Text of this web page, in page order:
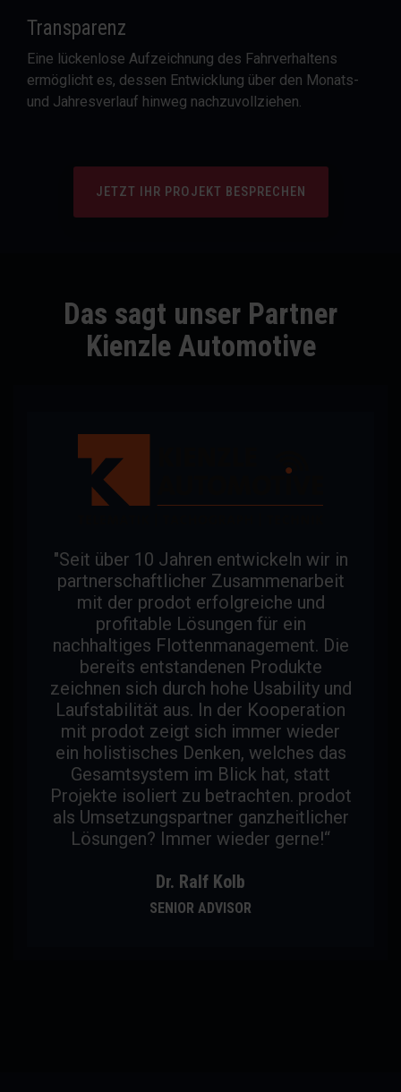
Transparenz
Eine lückenlose Aufzeichnung des Fahrverhaltens
ermöglicht es, dessen Entwicklung über den Monats-
und Jahresverlauf hinweg nachzuvollziehen.
JETZT IHR PROJEKT BESPRECHEN
Das sagt unser Partner
Kienzle Automotive
"Seit über 10 Jahren entwickeln wir in
partnerschaftlicher Zusammenarbeit
mit der prodot erfolgreiche und
profitable Lösungen für ein
nachhaltiges Flottenmanagement. Die
bereits entstandenen Produkte
zeichnen sich durch hohe Usability und
Laufstabilität aus. In der Kooperation
mit prodot zeigt sich immer wieder
ein holistisches Denken, welches das
Gesamtsystem im Blick hat, statt
Projekte isoliert zu betrachten. prodot
als Umsetzungspartner ganzheitlicher
Lösungen? Immer wieder gerne!“
Dr. Ralf Kolb
SENIOR ADVISOR